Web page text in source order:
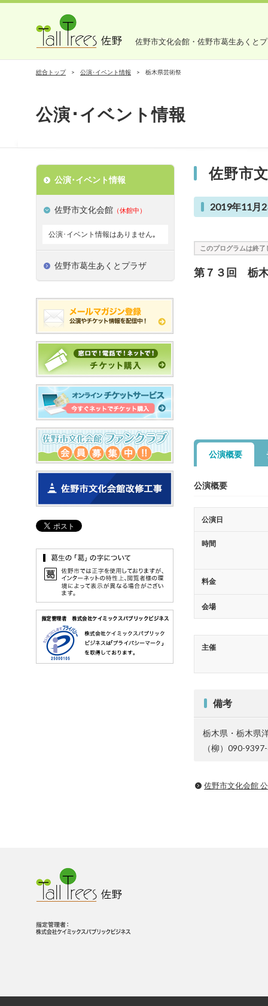
佐野市文化会館・佐野市葛生あくと
総合トップ 公演･イベント情報 栃木県芸術祭
公演･イベント情報
佐野市
2019年11月
このプログラムは終了
第７３回 栃
公演概要
公演概要
公演日
時間
料金
会場
主催
備考
栃木県・栃木県
（柳）090-
佐野市文化会館
公演･イベント情報
佐野市文化会館 （休館中）
公演･イベント情報はありません｡
佐野市葛生あくとプラザ